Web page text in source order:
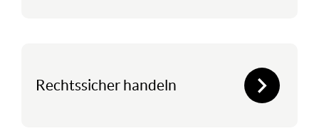
Rechtssicher handeln